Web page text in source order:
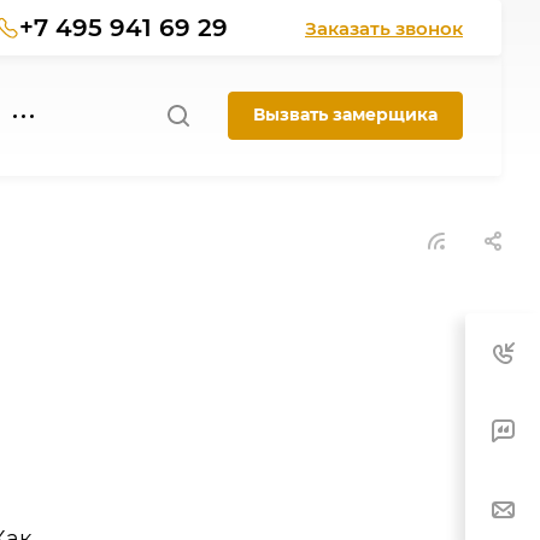
+7 495 941 69 29 Заказать звонок
Вызвать замерщика